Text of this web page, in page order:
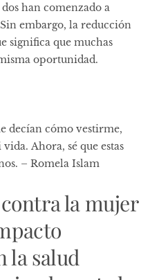
han comenzado a
embargo, la reducción
significa que muchas
oportunidad.
decían cómo vestirme,
Ahora, sé que estas
– Romela Islam
la mujer
la salud